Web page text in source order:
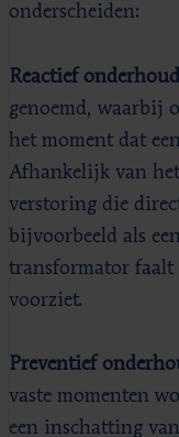
onderscheiden:
Reactief onderhoud
genoemd, waarbij
het moment dat
Afhankelijk van
verstoring die
bijvoorbeeld als
transformator faalt
voorziet.
Preventief
vaste momenten
een inschatting